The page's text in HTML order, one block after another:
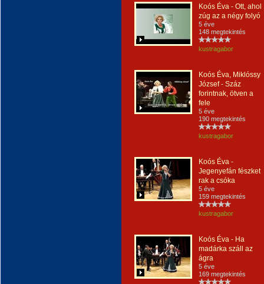
Koós Éva - Ott, ahol
zúg az a négy folyó
5 éve
148 megtekintés
kustragabor
Koós Éva, Miklóssy
József - Száz
forintnak, ötven a
fele
5 éve
190 megtekintés
kustragabor
Koós Éva -
Jegenyefán fészket
rak a csóka
5 éve
159 megtekintés
kustragabor
Koós Éva - Ha
madárka száll az
ágra
5 éve
169 megtekintés